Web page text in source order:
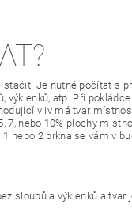
Je nutné počítat s
výklenků, atp. Při
vliv má tvar
nebo 10% plochy
nebo 2 prkna se vám v
sloupů a výklenků a tvar